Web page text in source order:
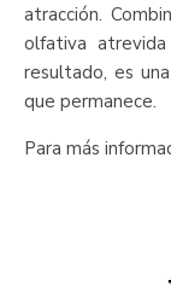
atracción.
olfativa
resultado, es
que permanece.
Para más